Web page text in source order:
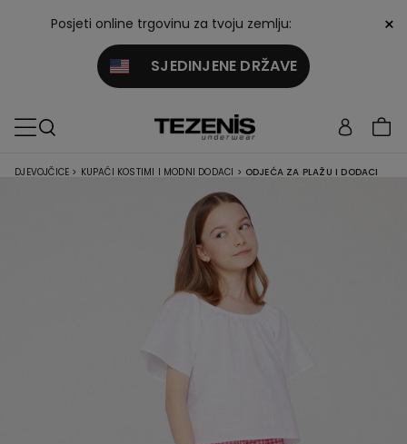
Posjeti online trgovinu za tvoju zemlju:
SJEDINJENE DRŽAVE
×
DJEVOJČICE > KUPAĆI KOSTIMI I MODNI DODACI > ODJEĆA ZA PLAŽU I DODACI